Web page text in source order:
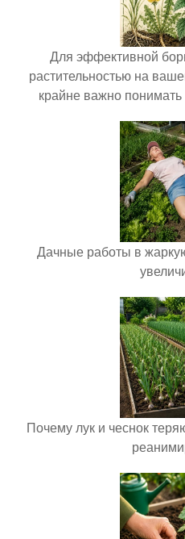
Для эффективной
растительностью на
крайне важно
Дачные работы в
Почему лук и чеснок